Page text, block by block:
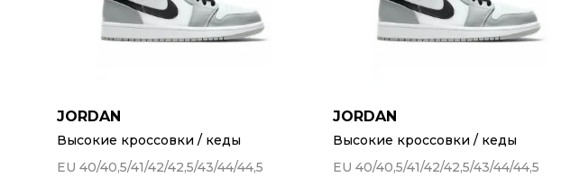
JORDAN
Высокие кроссовки / кеды
EU 40/40,5/41/42/42,5/43/44/44,5
JORDAN
Высокие кроссовки / кеды
EU 40/40,5/41/42/42,5/43/44/44,5